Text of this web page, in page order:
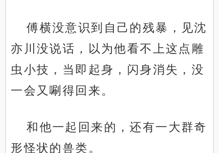
傅横没意识到自己的残暴，见沈
亦川没说话，以为他看不上这点雕
虫小技，当即起身，闪身消失，没
一会又唰得回来。
和他一起回来的，还有一大群奇
形怪状的兽类。